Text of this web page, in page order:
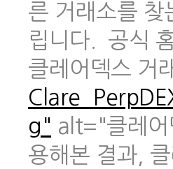
른 거래소를 찾
립니다. 공식
클레어덱스 거
g" alt="클레어
용해본 결과,